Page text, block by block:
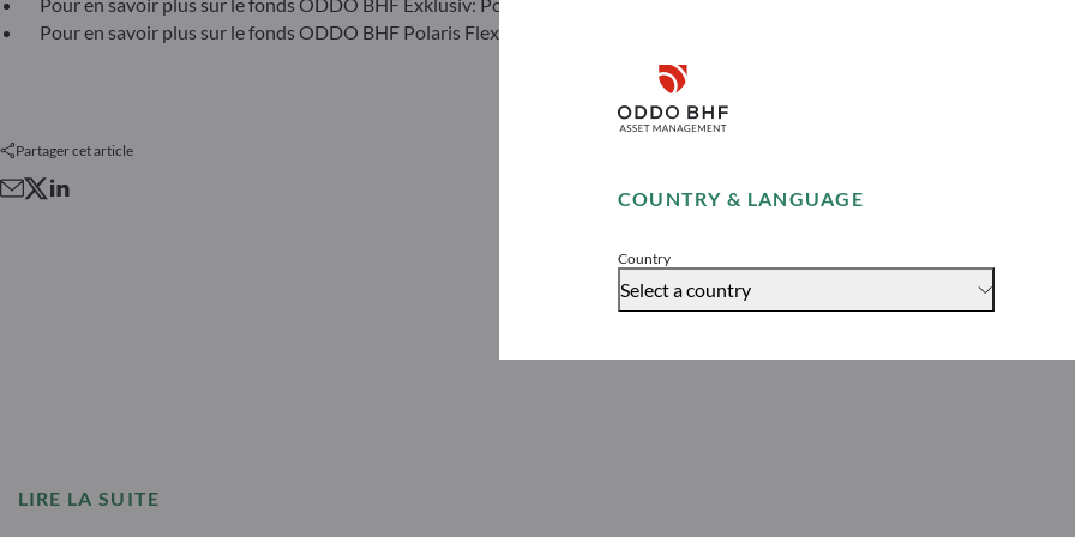
COUNTRY & LANGUAGE
Country
Select a country
Disclaimer
Accept
Pour en savoir plus sur le fonds ODDO BHF Polaris Flexible, cliquez-ici
Partager cet article
LIRE LA SUITE